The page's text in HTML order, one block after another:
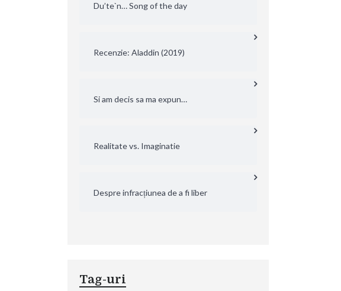
Du’te`n… Song of the day
Recenzie: Aladdin (2019)
Si am decis sa ma expun…
Realitate vs. Imaginatie
Despre infracțiunea de a fi liber
Tag-uri